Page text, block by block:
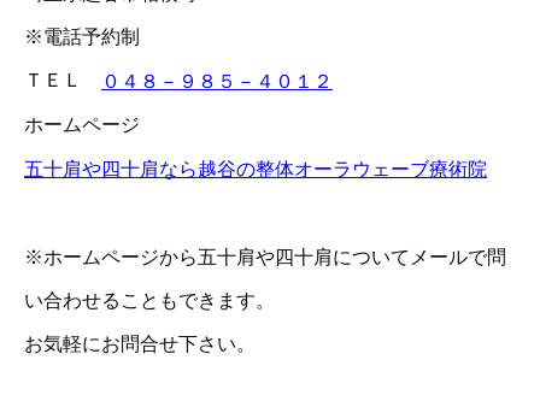
※電話予約制
ＴＥＬ ０４８－９８５－４０１２
ホームページ
五十肩や四十肩なら越谷の整体オーラウェーブ療術院
※ホームページから五十肩や四十肩についてメールで問
い合わせることもできます。
お気軽にお問合せ下さい。